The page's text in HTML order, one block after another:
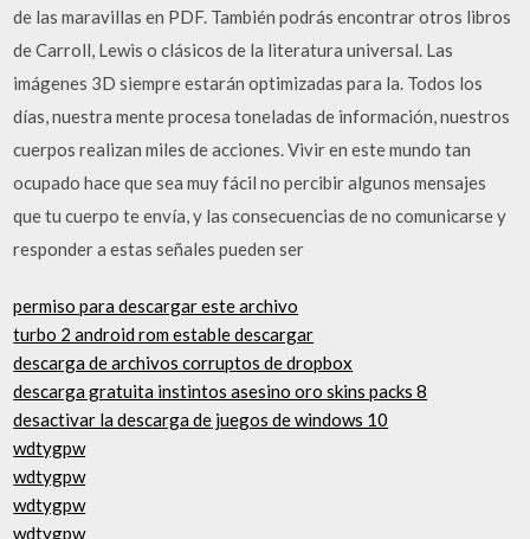
de las maravillas en PDF. También podrás encontrar otros libros
de Carroll, Lewis o clásicos de la literatura universal. Las
imágenes 3D siempre estarán optimizadas para la. Todos los
días, nuestra mente procesa toneladas de información, nuestros
cuerpos realizan miles de acciones. Vivir en este mundo tan
ocupado hace que sea muy fácil no percibir algunos mensajes
que tu cuerpo te envía, y las consecuencias de no comunicarse y
responder a estas señales pueden ser
permiso para descargar este archivo
turbo 2 android rom estable descargar
descarga de archivos corruptos de dropbox
descarga gratuita instintos asesino oro skins packs 8
desactivar la descarga de juegos de windows 10
wdtygpw
wdtygpw
wdtygpw
wdtygpw